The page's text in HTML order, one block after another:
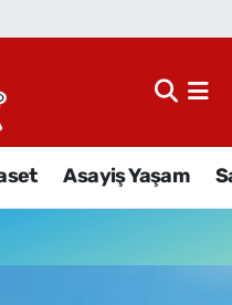
Asayiş Yaşam